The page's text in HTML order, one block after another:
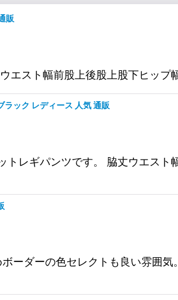
販
エスト幅前股上後股上股下ヒッ
ック レディース 人気 通販
レギパンツです。 脇丈ウエス
ーダーの色セレクトも良い雰囲